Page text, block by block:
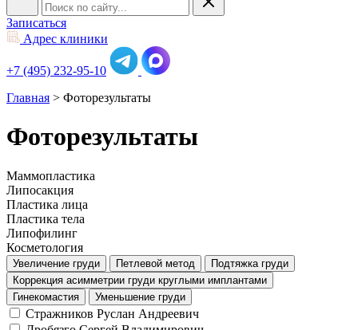
Записаться
Адрес клиники
+7 (495) 232-95-10
Главная > Фоторезультаты
Фоторезультаты
Маммопластика
Липосакция
Пластика лица
Пластика тела
Липофилинг
Косметология
Увеличение груди Петлевой метод
Подтяжка груди
Коррекция асимметрии груди круглыми имплантами
Гинекомастия
Уменьшение груди
Стражников Руслан Андреевич